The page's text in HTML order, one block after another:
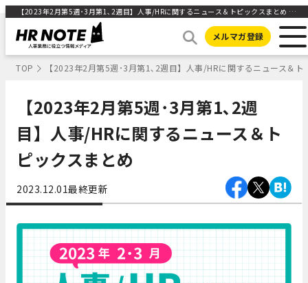
【2023年2月第5週･3月第1､2週目】人事/HRに関するニュース＆トピックスまとめ ｜HR NOTE
メルマガ登録
TOP 【2023年2月第5週･3月第1､2週目】人事/HRに関するニュース＆ト
【2023年2月第5週･3月第1､2週
目】人事/HRに関するニュース＆ト
ピックスまとめ
2023.12.01最終更新